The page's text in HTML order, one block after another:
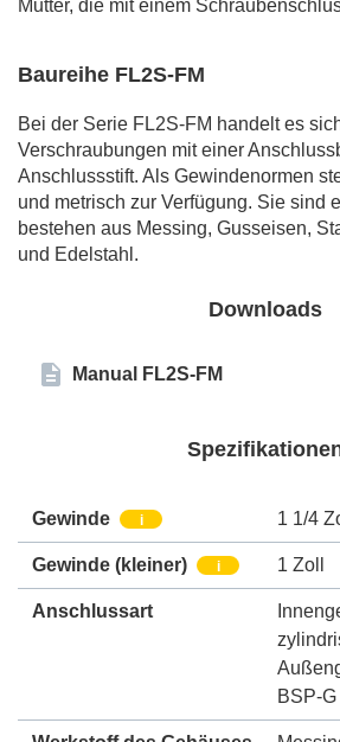
Mutter, die mit einem
Baureihe FL2S-FM
Bei der Serie FL2S-FM handelt es
Verschraubungen mit einer
Anschlussstift. Als Gewindenormen
und metrisch zur Verfügung. Sie sind
bestehen aus Messing, Gusseisen,
und Edelstahl.
Downloads
Manual FL2S-FM
Gewinde i 1 1/4
Gewinde (kleiner) i 1 Zoll
Anschlussart
BSP-G